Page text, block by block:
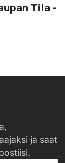
Tila -
ja saat